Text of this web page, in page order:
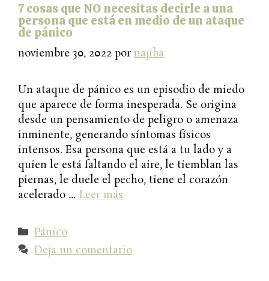
7 cosas que NO necesitas decirle a una
persona que está en medio de un ataque
de pánico
noviembre 30, 2022 por najiba
Un ataque de pánico es un episodio de miedo
que aparece de forma inesperada. Se origina
desde un pensamiento de peligro o amenaza
inminente, generando síntomas físicos
intensos. Esa persona que está a tu lado y a
quien le está faltando el aire, le tiemblan las
piernas, le duele el pecho, tiene el corazón
acelerado … Leer más
Categorías
Pánico
Deja un comentario